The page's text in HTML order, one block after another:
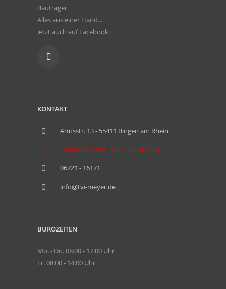
Bauträger.
Alles aus einer Hand...
Jetzt auch auf Facebook:
KONTAKT
Amtsstr. 13 - 55411 Bingen am Rhein
Notfallnummer: 0151 - 58 54 57 06
06721 - 16171
info@tvi-meyer.de
BÜROZEITEN
Mo. - Do. 08:00 - 17:00 Uhr
Fr. 08:00 - 14:00 Uhr